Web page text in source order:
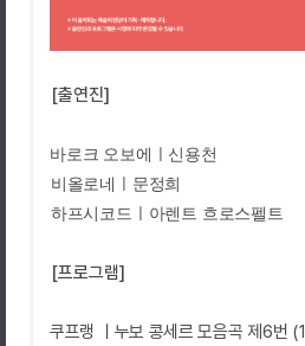
[출연진]
바로크 오보에ㅣ신용천
비올로네ㅣ문정희
하프시코드ㅣ아렌트 흐로스펠트
[프로그램]
쿠프랭 ㅣ누보 콩세르 모음곡 제6번